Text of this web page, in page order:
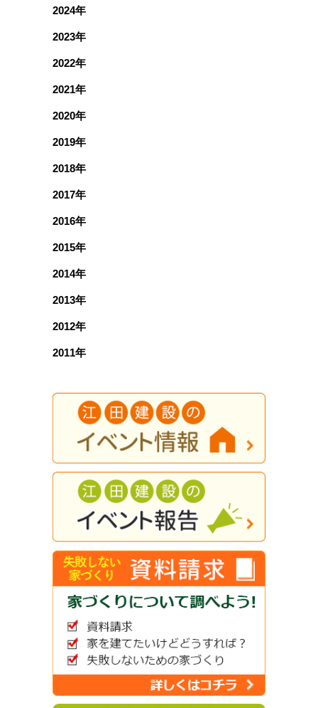
2024年
2023年
2022年
2021年
2020年
2019年
2018年
2017年
2016年
2015年
2014年
2013年
2012年
2011年